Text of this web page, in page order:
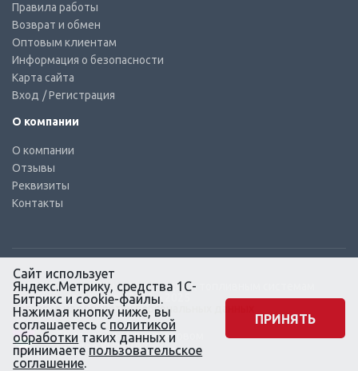
Правила работы
Возврат и обмен
Оптовым клиентам
Информация о безопасности
Карта сайта
Вход / Регистрация
О компании
О компании
Отзывы
Реквизиты
Контакты
© КТС-Дизель – Комплектующие к топливным системам
Все права защищены, 2003 – 2025
Согласие на обработку персональных данных
Сайт создан в маркетинговом
агентстве KLUEV.BZ
Сайт использует
Яндекс.Метрику, средства 1С-
Битрикс и cookie-файлы.
Нажимая кнопку ниже, вы
соглашаетесь с политикой
обработки таких данных и
принимаете пользовательское
соглашение.
ПРИНЯТЬ